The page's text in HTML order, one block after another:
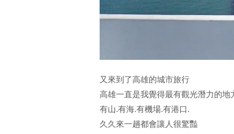
又來到了高雄的城市旅行
高雄一直是我覺得最有觀光潛力的地
有山.有海.有機場.有港口.
久久來一趟都會讓人很驚豔